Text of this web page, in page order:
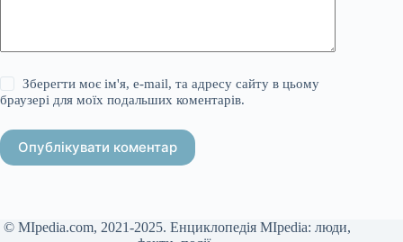
Зберегти моє ім'я, e-mail, та адресу сайту в цьому
браузері для моїх подальших коментарів.
Опублікувати коментар
© MIpedia.com, 2021-2025. Енциклопедія MIpedia: люди,